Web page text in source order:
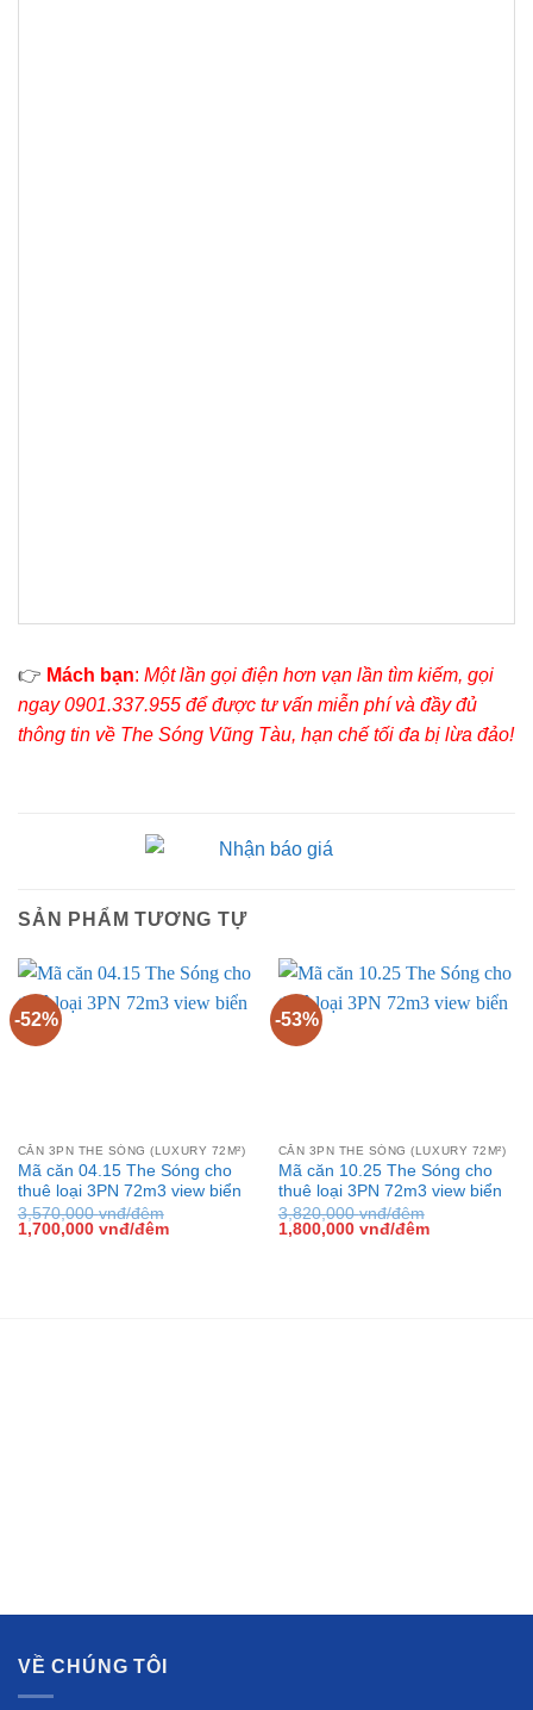
👉 Mách bạn: Một lần gọi điện hơn vạn lần tìm kiếm, gọi
ngay 0901.337.955 để được tư vấn miễn phí và đầy đủ
thông tin về The Sóng Vũng Tàu, hạn chế tối đa bị lừa đảo!
SẢN PHẨM TƯƠNG TỰ
-52%
CĂN 3PN THE SÓNG (LUXURY 72M²)
Mã căn 04.15 The Sóng cho
thuê loại 3PN 72m3 view biển
3,570,000vnđ/đêm
Giá
1,700,000 vnđ/đêmGiá
-53%
CĂN 3PN THE SÓNG (LUXURY 72M²)
Mã căn 10.25 The Sóng cho
thuê loại 3PN 72m3 view biển
3,820,000vnđ/đêm
Giá
1,800,000 vnđ/đêmGiá
VỀ CHÚNG TÔI